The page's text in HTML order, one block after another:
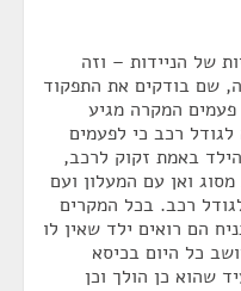
של הניידות – וזה
שם בודקים את התפקוד
המקרה מגיע
רכב כי לפעמים
באמת זקוק לרכב,
ואן עם המעלון ועם
רכב. בכל המקרים
הם רואים ילד שאין לו
כל היום בכיסא
שהוא כן הולך וכן